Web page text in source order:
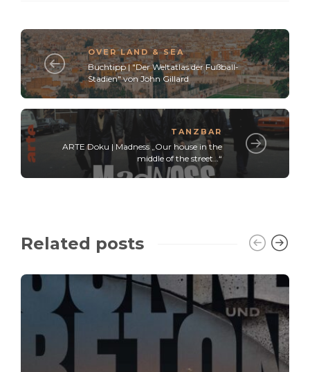
OVER LAND & SEA
Buchtipp | "Der Weltatlas der Fußball-
Stadien" von John Gillard
TANZBAR
ARTE Doku | Madness „Our house in the
middle of the street…“
Related posts